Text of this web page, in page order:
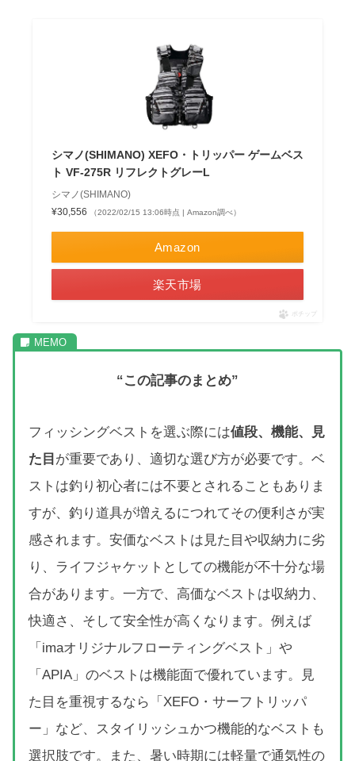
シマノ(SHIMANO) XEFO・トリッパー ゲームベス
ト VF-275R リフレクトグレーL
シマノ(SHIMANO)
¥30,556
（2022/02/15 13:06時点 | Amazon調べ）
Amazon
楽天市場
ポチップ
“この記事のまとめ”
フィッシングベストを選ぶ際には値段、機能、見
た目 が重要であり、適切な選び方が必要です。ベ
ストは釣り初心者には不要とされることもありま
すが、釣り道具が増えるにつれてその便利さが実
感されます。安価なベストは見た目や収納力に劣
り、ライフジャケットとしての機能が不十分な場
合があります。一方で、高価なベストは収納力、
快適さ、そして安全性が高くなります。例えば
「imaオリジナルフローティングベスト」や
「APIA」のベストは機能面で優れています。見
た目を重視するなら「XEFO・サーフトリッパ
ー」など、スタイリッシュかつ機能的なベストも
選択肢です。また、暑い時期には軽量で通気性の